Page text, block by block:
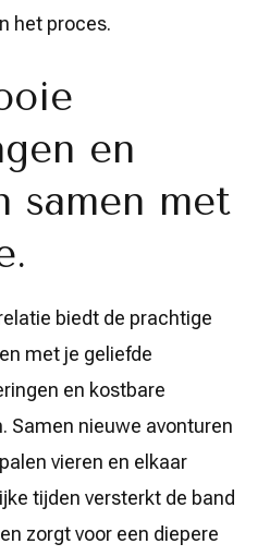
het proces.
en
samen met
biedt de prachtige
met je geliefde
en kostbare
Samen nieuwe avonturen
vieren en elkaar
tijden versterkt de band
zorgt voor een diepere